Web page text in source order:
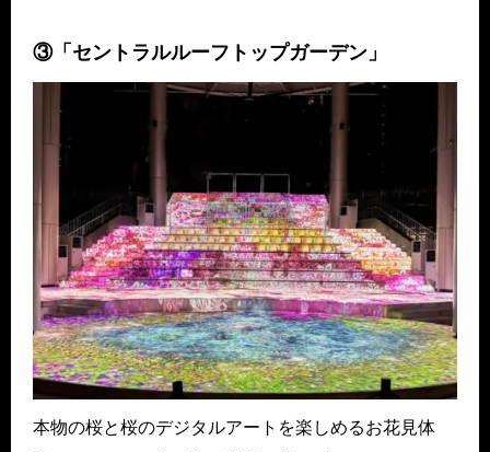
③「セントラルルーフトップガーデン」
本物の桜と桜のデジタルアートを楽しめるお花見体